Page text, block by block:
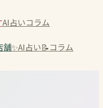
AI占いコラム
舗✨AI占い📝コラム